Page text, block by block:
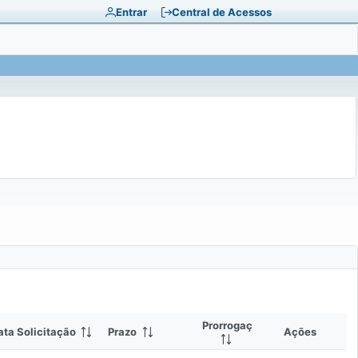
Entrar Central de Acessos
Solicitação Prazo Prorrogação Ações